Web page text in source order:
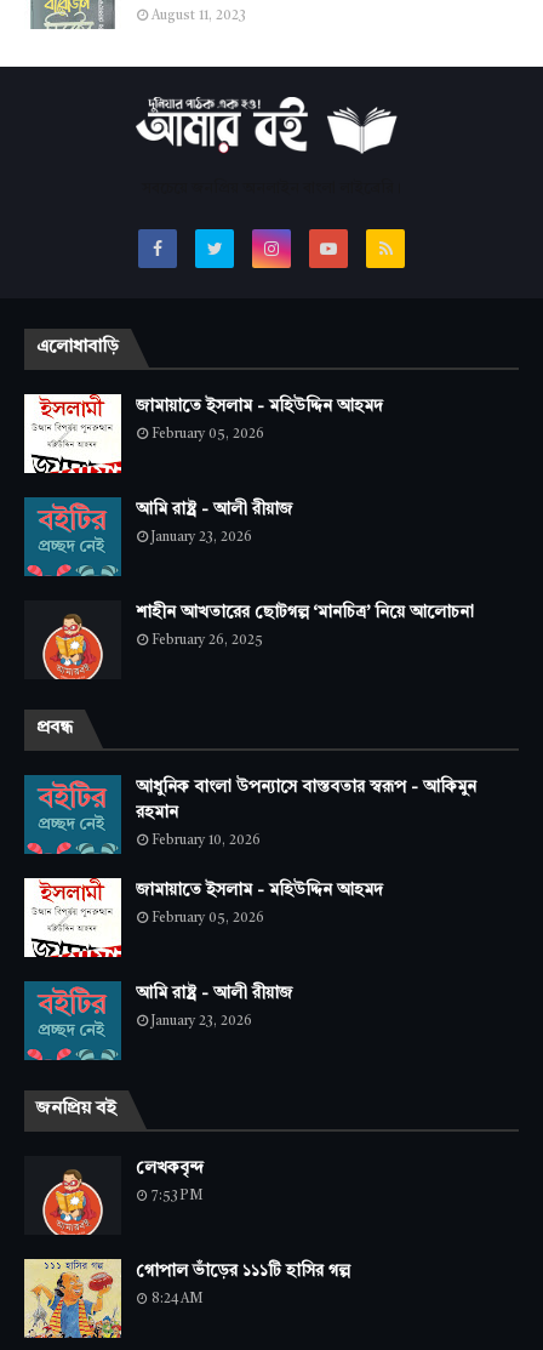
August 11, 2023
এলোধাবাড়ি
জামায়াতে ইসলাম - মহিউদ্দিন আহমদ
February 05, 2026
আমি রাষ্ট্র - আলী রীয়াজ
January 23, 2026
শাহীন আখতারের ছোটগল্প ‘মানচিত্র’ নিয়ে আলোচনা
February 26, 2025
প্রবন্ধ
আধুনিক বাংলা উপন্যাসে বাস্তবতার স্বরূপ - আকিমুন
রহমান
February 10, 2026
জামায়াতে ইসলাম - মহিউদ্দিন আহমদ
February 05, 2026
আমি রাষ্ট্র - আলী রীয়াজ
January 23, 2026
জনপ্রিয় বই
লেখকবৃন্দ
7:53 PM
গোপাল ভাঁড়ের ১১১টি হাসির গল্প
8:24 AM